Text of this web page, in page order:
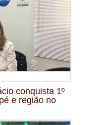
conquista 1º
e região no